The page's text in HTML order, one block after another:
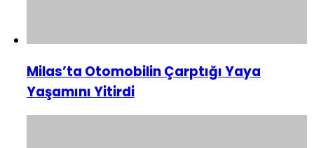
Milas’ta Otomobilin Çarptığı Yaya
Yaşamını Yitirdi